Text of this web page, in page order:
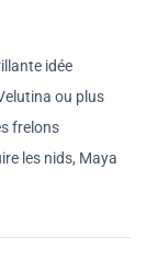
idée
ou plus
frelons
les nids, Maya